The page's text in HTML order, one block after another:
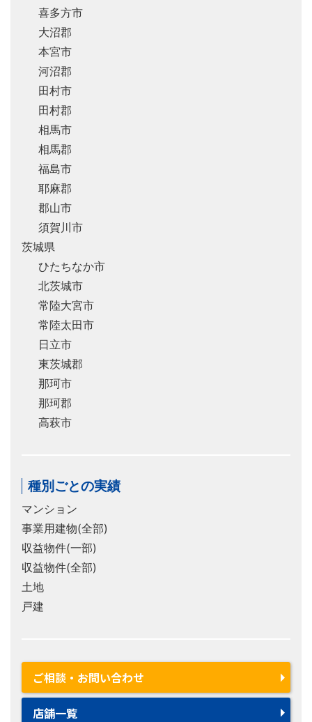
喜多方市
大沼郡
本宮市
河沼郡
田村市
田村郡
相馬市
相馬郡
福島市
耶麻郡
郡山市
須賀川市
茨城県
ひたちなか市
北茨城市
常陸大宮市
常陸太田市
日立市
東茨城郡
那珂市
那珂郡
高萩市
種別ごとの実績
マンション
事業用建物(全部)
収益物件(一部)
収益物件(全部)
土地
戸建
ご相談・お問い合わせ
店舗一覧